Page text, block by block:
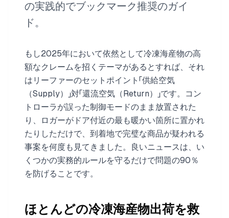
の実践的でブックマーク推奨のガイ
ド。
もし2025年において依然として冷凍海産物の高
額なクレームを招くテーマがあるとすれば、それ
はリーファーのセットポイント「供給空気
（Supply）」対「還流空気（Return）」です。コン
トローラが誤った制御モードのまま放置された
り、ロガーがドア付近の最も暖かい箇所に置かれ
たりしただけで、到着地で完璧な商品が疑われる
事案を何度も見てきました。良いニュースは、い
くつかの実務的ルールを守るだけで問題の90％
を防げることです。
ほとんどの冷凍海産物出荷を救